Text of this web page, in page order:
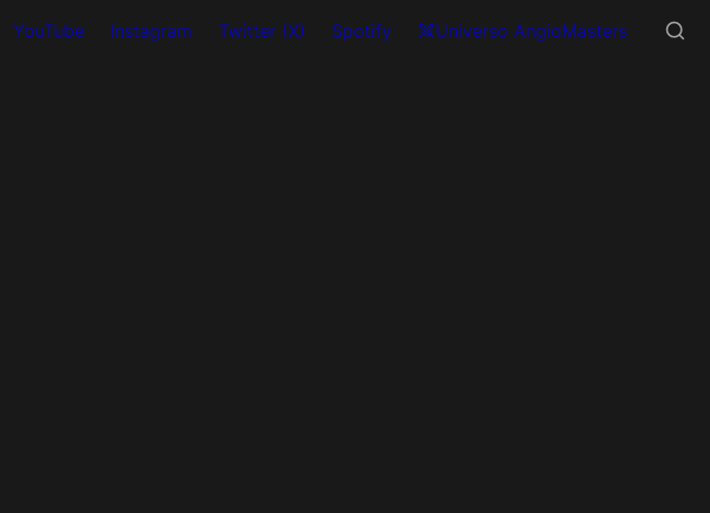
YouTube Instagram Twitter (X) Spotify Universo AngioMasters